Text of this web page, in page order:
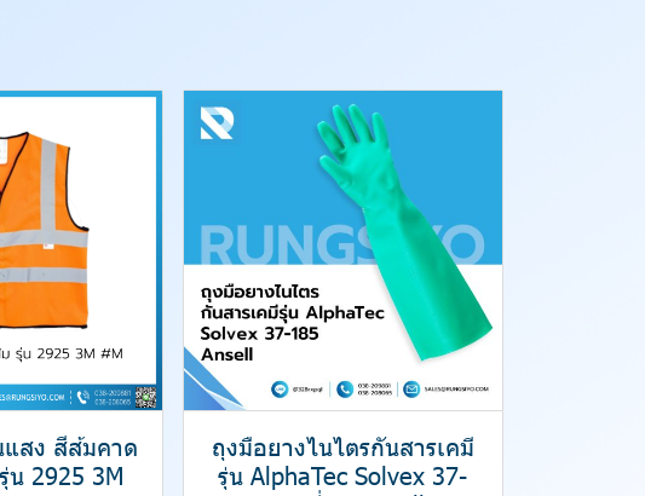
สง สีส้มคาด
น 2925 3M
ถุงมือยางไนไตรกันสารเคมี
รุ่น AlphaTec Solvex 37-